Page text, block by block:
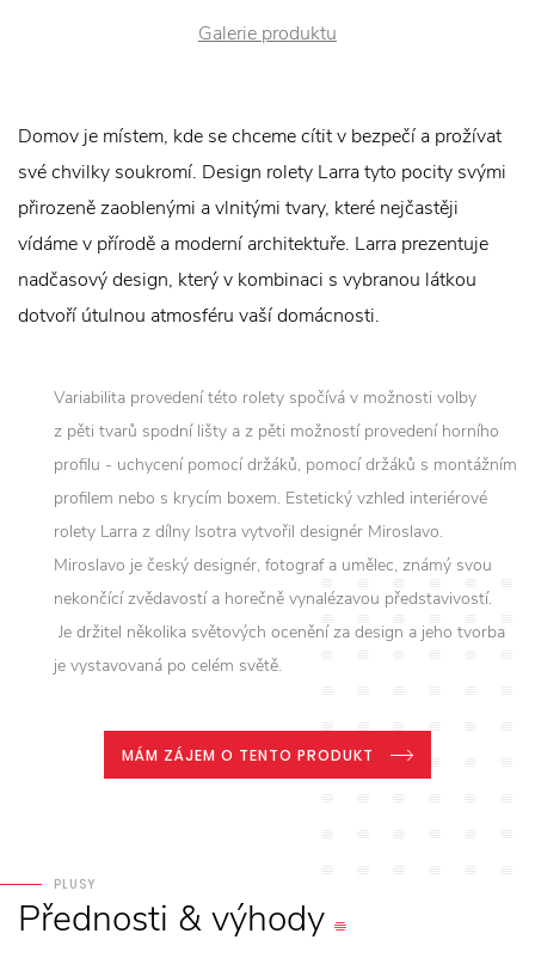
Galerie produktu
Domov je místem, kde se chceme cítit v bezpečí a prožívat
své chvilky soukromí. Design rolety Larra tyto pocity svými
přirozeně zaoblenými a vlnitými tvary, které nejčastěji
vídáme v přírodě a moderní architektuře. Larra prezentuje
nadčasový design, který v kombinaci s vybranou látkou
dotvoří útulnou atmosféru vaší domácnosti.
Variabilita provedení této rolety spočívá v možnosti volby
z pěti tvarů spodní lišty a z pěti možností provedení horního
profilu - uchycení pomocí držáků, pomocí držáků s montážním
profilem nebo s krycím boxem. Estetický vzhled interiérové
rolety Larra z dílny Isotra vytvořil designér Miroslavo.
Miroslavo je český designér, fotograf a umělec, známý svou
nekončící zvědavostí a horečně vynalézavou představivostí.
Je držitel několika světových ocenění za design a jeho tvorba
je vystavovaná po celém světě.
MÁM ZÁJEM O TENTO PRODUKT
PLUSY
Přednosti &výhody